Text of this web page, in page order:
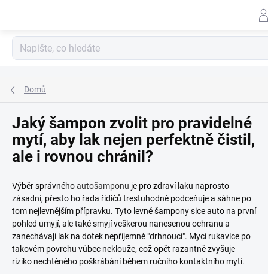
obsah
Domů
Jaký šampon zvolit pro pravidelné
mytí, aby lak nejen perfektně čistil,
ale i rovnou chránil?
Výběr správnéhoautošamponu je pro zdraví laku naprosto
zásadní, přesto ho řada řidičů trestuhodně podceňuje a sáhne po
tom nejlevnějším přípravku. Tyto levné šampony sice auto na první
pohled umyjí, ale také smyjí veškerou nanesenou ochranu a
zanechávají lak na dotek nepříjemně "drhnoucí". Mycí rukavice po
takovém povrchu vůbec neklouže, což opět razantně zvyšuje
riziko nechtěného poškrábání během ručního kontaktního mytí.